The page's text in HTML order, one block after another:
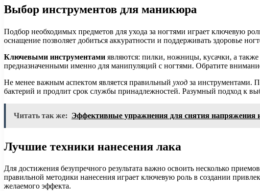
Выбор инструментов для маникюра
Подбор необходимых предметов для ухода за ногтями играет ключевую
оснащение позволяет добиться аккуратности и поддерживать здоровье
Ключевыми инструментами являются: пилки, ножницы, кусачки, а
предназначенными именно для манипуляций с ногтями. Обратите
Не менее важным аспектом является правильный уход за инструментами.
бактерий и продлит срок службы принадлежностей. Разумный подход к
Читать так же: Эффективные упражнения для снятия напряжения и
Лучшие техники нанесения лака
Для достижения безупречного результата важно освоить несколько
правильной методики нанесения играет ключевую роль в создании
желаемого эффекта.